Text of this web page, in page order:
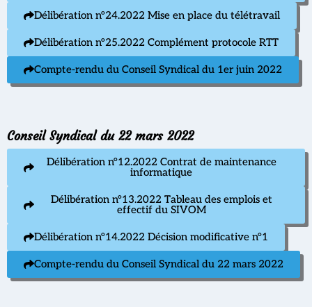
Délibération n°24.2022 Mise en place du télétravail
Délibération n°25.2022 Complément protocole RTT
Compte-rendu du Conseil Syndical du 1er juin 2022
Conseil Syndical du 22 mars 2022
Délibération n°12.2022 Contrat de maintenance
informatique
Délibération n°13.2022 Tableau des emplois et
effectif du SIVOM
Délibération n°14.2022 Décision modificative n°1
Compte-rendu du Conseil Syndical du 22 mars 2022